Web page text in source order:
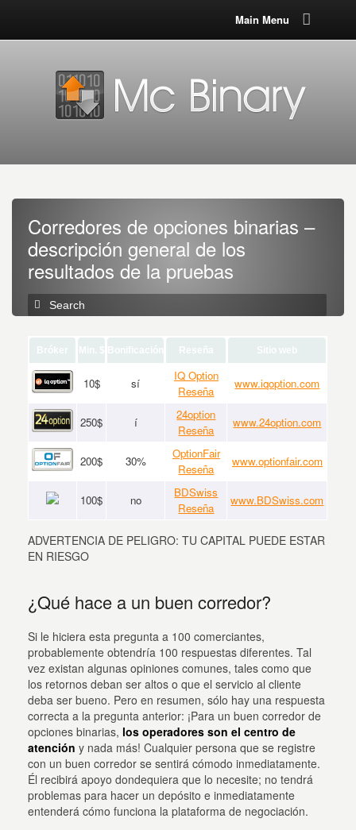
Main Menu
Corredores de opciones binarias –
descripción general de los
resultados de la pruebas
Bróker Min. $ Bonificación Reseña Sitio web
10$ sí
IQ Option
Reseña
www.iqoption.com
250$ í
24option
Reseña
www.24option.com
200$ 30%
OptionFair
Reseña
www.optionfair.com
100$ no
BDSwiss
Reseña
www.BDSwiss.com
ADVERTENCIA DE PELIGRO: TU CAPITAL PUEDE ESTAR
EN RIESGO
¿Qué hace a un buen corredor?
Si le hiciera esta pregunta a 100 comerciantes,
probablemente obtendría 100 respuestas diferentes. Tal
vez existan algunas opiniones comunes, tales como que
los retornos deban ser altos o que el servicio al cliente
deba ser bueno. Pero en resumen, sólo hay una respuesta
correcta a la pregunta anterior: ¡Para un buen corredor de
opciones binarias, los operadores son el centro de
atención y nada más! Cualquier persona que se registre
con un buen corredor se sentirá cómodo inmediatamente.
Él recibirá apoyo dondequiera que lo necesite; no tendrá
problemas para hacer un depósito e inmediatamente
entenderá cómo funciona la plataforma de negociación.